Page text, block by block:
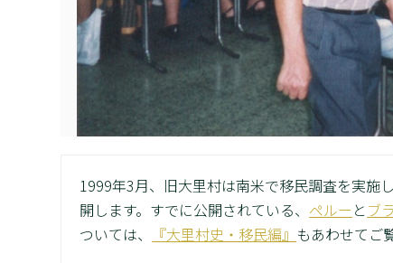
1999年3月、旧大里村は南米で移民調査を実施
開します。すでに公開されている、 ペルー とブ
ついては、
『大里村史・移民編』 もあわせてご